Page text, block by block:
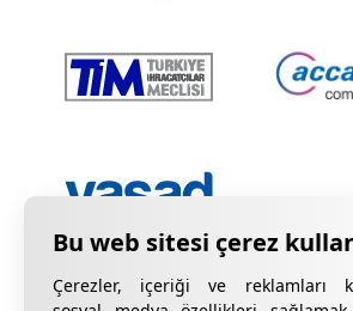
Çerezler, içeriği ve reklamları